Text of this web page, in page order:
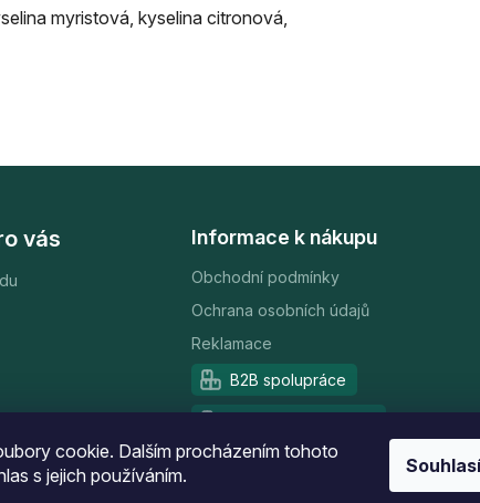
cookie. Dalším procházením tohoto
s jejich používáním.
myristová, kyselina citronová,
vás Informace k nákupu
Obchodní podmínky
Ochrana osobních údajů
Reklamace
B2B spolupráce